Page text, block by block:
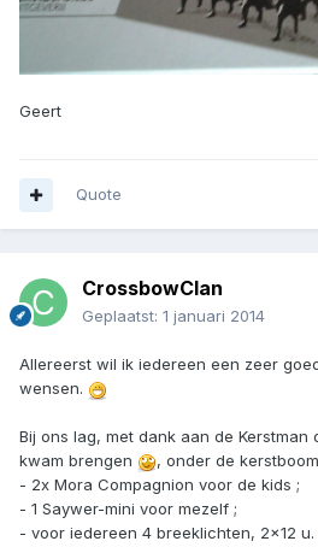
Geert
Quote
CrossbowClan
Geplaatst: 1 januari 2014
Allereerst wil ik iedereen een zeer
wensen.
Bij ons lag, met dank aan de Kerstman
kwam brengen
, onder de
- 2x Mora Compagnion voor de kids ;
- 1 Saywer-mini voor mezelf ;
- voor iedereen 4 breeklichten, 2x12